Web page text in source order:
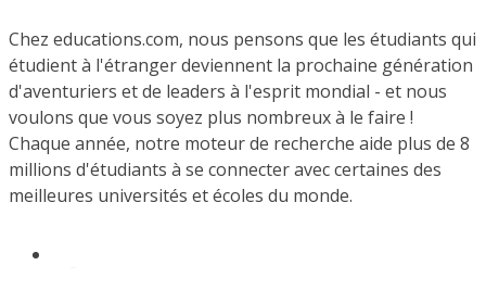
Chez educations.com, nous pensons que les étudiants qui
étudient à l'étranger deviennent la prochaine génération
d'aventuriers et de leaders à l'esprit mondial - et nous
voulons que vous soyez plus nombreux à le faire !
Chaque année, notre moteur de recherche aide plus de 8
millions d'étudiants à se connecter avec certaines des
meilleures universités et écoles du monde.